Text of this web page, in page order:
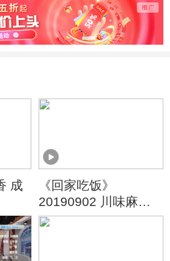
成
《回家吃饭》
20190902 川味麻辣
小吃带回家·四川成都